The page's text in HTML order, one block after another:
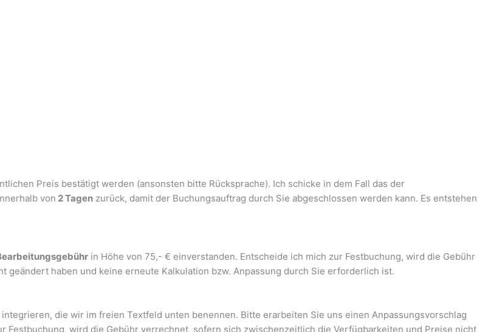
Preis bestätigt werden (ansonsten bitte Rücksprache). Ich schicke in dem Fall das der
von 2 Tagen zurück, damit der Buchungsauftrag durch Sie abgeschlossen werden kann. Es entstehen
in Höhe von 75,- € einverstanden. Entscheide ich mich zur Festbuchung, wird die Gebühr
haben und keine erneute Kalkulation bzw. Anpassung durch Sie erforderlich ist.
die wir im freien Textfeld unten benennen. Bitte erarbeiten Sie uns einen Anpassungsvorschlag
Festbuchung, wird die Gebühr verrechnet, sofern sich zwischenzeitlich die Verfügbarkeiten und Preise nicht